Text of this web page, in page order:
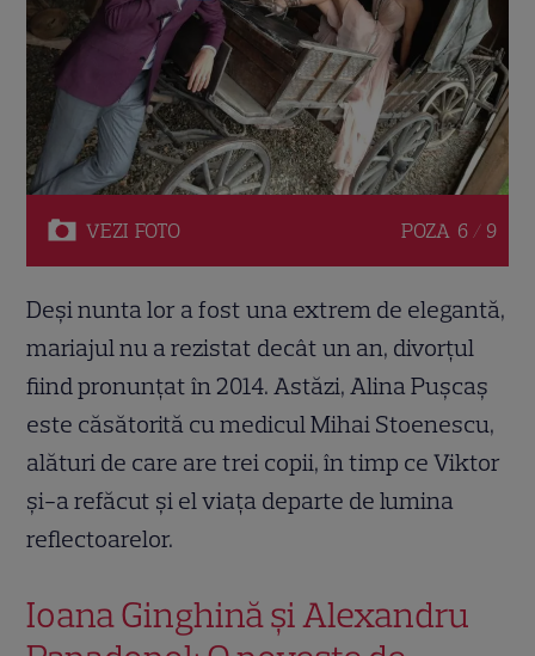
VEZI FOTO POZA 6 / 9
Deși nunta lor a fost una extrem de elegantă,
mariajul nu a rezistat decât un an, divorțul
fiind pronunțat în 2014. Astăzi, Alina Pușcaș
este căsătorită cu medicul Mihai Stoenescu,
alături de care are trei copii, în timp ce Viktor
și-a refăcut și el viața departe de lumina
reflectoarelor.
Ioana Ginghină și Alexandru